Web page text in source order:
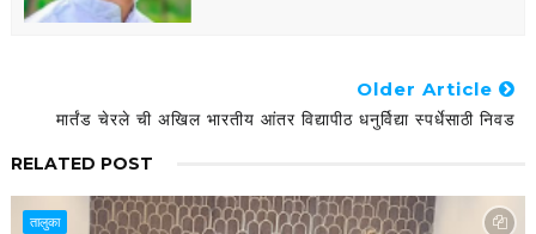
Older Article
मार्तंड चेरले ची अखिल भारतीय आंतर विद्यापीठ धनुर्विद्या स्पर्धेसाठी निवड
RELATED POST
तालुका